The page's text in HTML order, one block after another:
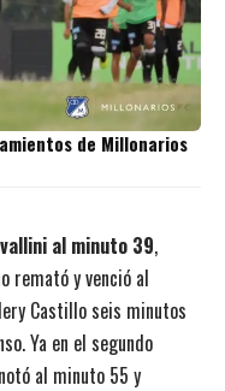
de Millonarios
al minuto 39,
remató y venció al
Castillo seis minutos
Ya en el segundo
al minuto 55 y